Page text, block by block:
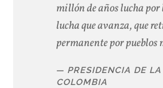
millón de años lucha
lucha que avanza, que
permanente por pueblos
PRESIDENCIA DE
COLOMBIA